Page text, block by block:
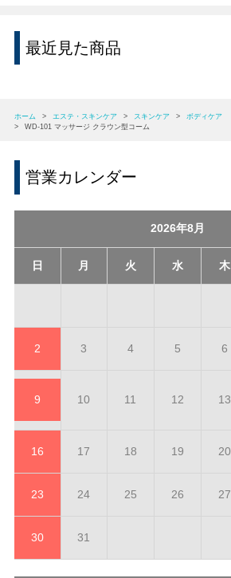
最近見た商品
ホーム > エステ・スキンケア > スキンケア >
ボディケア
>
WD-101 マッサージ クラウン型コーム
営業カレンダー
2026年8月
日 月 火 水 木
2 3 4 5 6
9 10 11 12 13
16 17 18 19 20
23 24 25 26 27
30 31